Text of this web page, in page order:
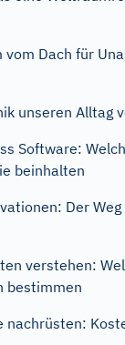
vom Dach für
unseren Alltag
Software:
beinhalten
Der Weg
verstehen:
bestimmen
nachrüsten: